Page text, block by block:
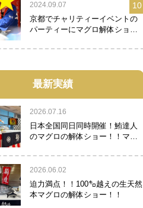
2024.09.07
京都でチャリティーイベントの
パーティーにマグロ解体ショー
10
最新実績
2026.07.16
日本全国同日同時開催！鮪達人
のマグロの解体ショー！！マグ
2026.06.02
迫力満点！！100㌔越えの生天然
本マグロの解体ショー！！